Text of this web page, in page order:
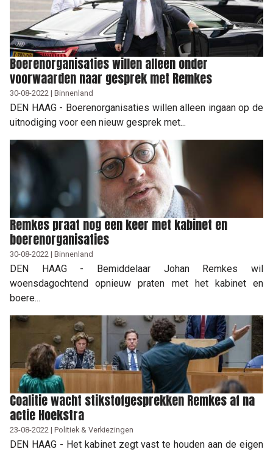
Boerenorganisaties willen alleen onder
voorwaarden naar gesprek met Remkes
30-08-2022 | Binnenland
DEN HAAG - Boerenorganisaties willen alleen ingaan op de
uitnodiging voor een nieuw gesprek met...
Remkes praat nog een keer met kabinet en
boerenorganisaties
30-08-2022 | Binnenland
DEN HAAG - Bemiddelaar Johan Remkes wil
woensdagochtend opnieuw praten met het kabinet en
boere...
Coalitie wacht stikstofgesprekken Remkes af na
actie Hoekstra
23-08-2022 | Politiek & Verkiezingen
DEN HAAG - Het kabinet zegt vast te houden aan de eigen